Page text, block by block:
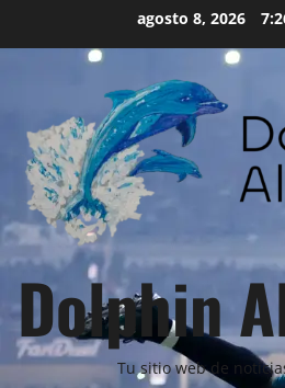
agosto 8, 2026
Dolphin
Tu sitio web de